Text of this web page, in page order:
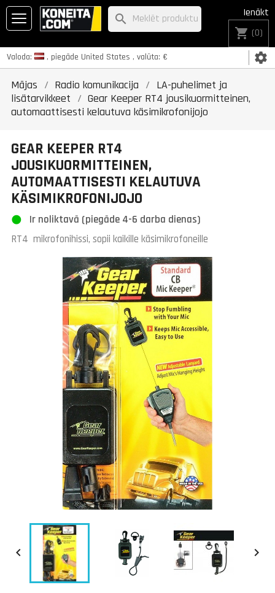
Valoda: , piegāde United States , valūta: € settings
Ienākt
shopping_cart (0)
search
Mājas Radio komunikacija
LA-puhelimet ja
lisätarvikkeet
Gear Keeper RT4 jousikuormitteinen,
automaattisesti kelautuva käsimikrofonijojo
GEAR KEEPER RT4
JOUSIKUORMITTEINEN,
AUTOMAATTISESTI KELAUTUVA
KÄSIMIKROFONIJOJO
Ir noliktavā (piegāde 4-6 darba dienas)
RT4 mikrofonihissi, sopii kaikille käsimikrofoneille
 